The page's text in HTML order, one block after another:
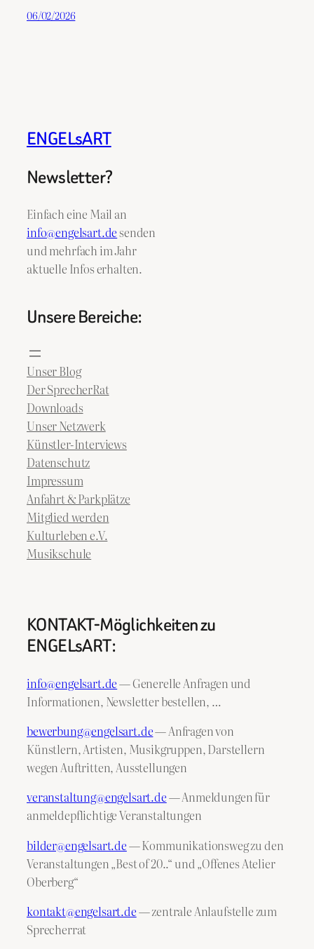
06/02/2026
ENGELsART
Newsletter?
Einfach eine Mail an
info@engelsart.desenden
und mehrfach im Jahr
aktuelle Infos erhalten.
Unsere Bereiche:
Unser Blog
Der SprecherRat
Downloads
Unser Netzwerk
Künstler-Interviews
Datenschutz
Impressum
Anfahrt & Parkplätze
Mitglied werden
Kulturleben e.V.
Musikschule
KONTAKT-Möglichkeiten zu
ENGELsART:
info@engelsart.de— Generelle Anfragen und
Informationen, Newsletter bestellen, …
bewerbung@engelsart.de— Anfragen von
Künstlern, Artisten, Musikgruppen, Darstellern
wegen Auftritten, Ausstellungen
veranstaltung@engelsart.de— Anmeldungen für
anmeldepflichtige Veranstaltungen
bilder@engelsart.de— Kommunikationsweg zu den
Veranstaltungen „Best of 20..“ und „Offenes Atelier
Oberberg“
kontakt@engelsart.de— zentrale Anlaufstelle zum
Sprecherrat